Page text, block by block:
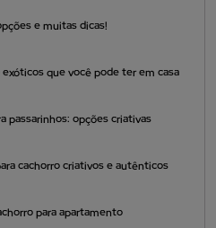
e muitas dicas!
exóticos que você pode ter em casa
passarinhos: opções criativas
cachorro criativos e autênticos
para apartamento